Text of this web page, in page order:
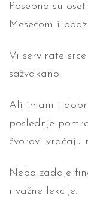
Posebno su
Mesecom i
Vi servirate
sažvakano.
Ali imam i
poslednje
čvorovi vraćaju
Nebo zadaje
i važne lekcije.